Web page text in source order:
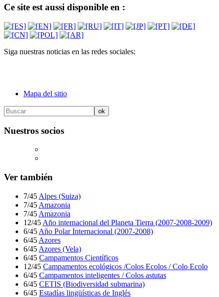
Ce site est aussi disponible en :
Siga nuestras noticias en las redes sociales:
Mapa del sitio
Nuestros socios
Ver también
7/45 Alpes (Suiza)
7/45 Amazonia
7/45 Amazonia
12/45 Año internacional del Planeta Tierra (2007-2008-2009)
6/45 Año Polar Internacional (2007-2008)
6/45 Azores
6/45 Azores (Vela)
6/45 Campamentos Científicos
12/45 Campamentos ecológicos /Colos Ecolos / Colo Ecolo
6/45 Campamentos inteligentes / Colos astutas
6/45 CETIS (Biodiversidad submarina)
6/45 Estadías lingüísticas de Inglés